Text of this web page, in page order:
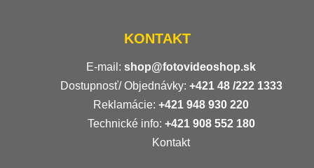
KONTAKT
E-mail: shop@fotovideoshop.sk
Dostupnosť/ Objednávky: +421 48 /222 1333
Reklamácie: +421 948 930 220
Technické info: +421 908 552 180
Kontakt